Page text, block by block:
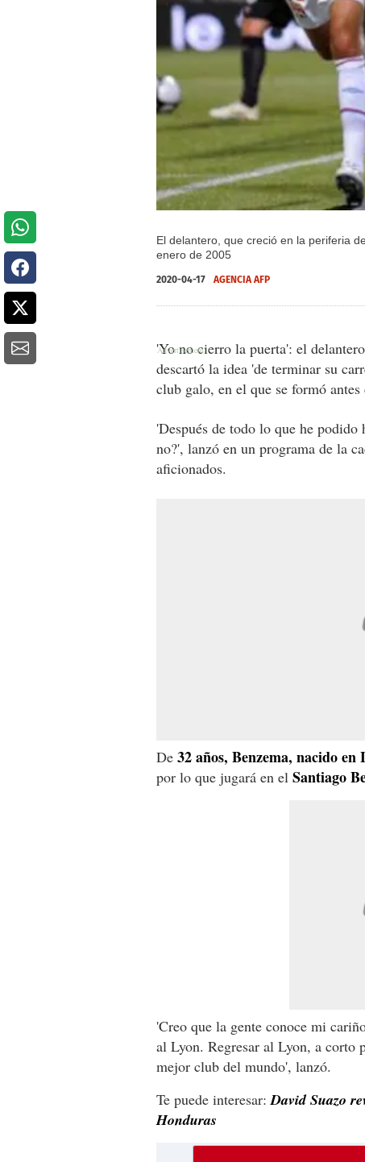
El delantero, que creció en la periferia
enero de 2005
2020-04-17 AGENCIA AFP
'Yo no cierro la puerta': el
descartó la idea 'de terminar su
club galo, en el que se formó antes
'Después de todo lo que he
no?', lanzó en un programa de la
aficionados.
De 32 años, Benzema, nacido en
por lo que jugará en el Santiago
'Creo que la gente conoce mi
al Lyon. Regresar al Lyon, a corto
mejor club del mundo', lanzó.
Te puede interesar:David Suazo
Honduras